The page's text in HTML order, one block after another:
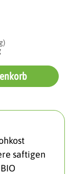
saftigen